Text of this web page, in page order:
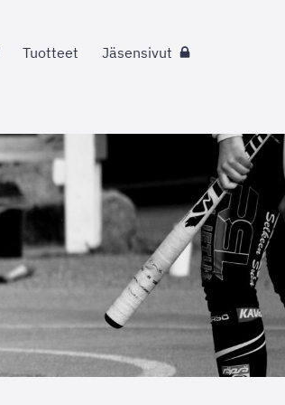
Tuotteet
Jäsensivut